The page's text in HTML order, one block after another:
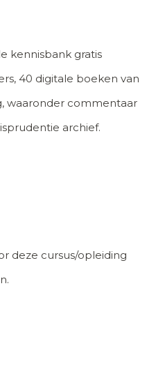
kennisbank gratis
40 digitale boeken van
waaronder commentaar
archief.
deze cursus/opleiding